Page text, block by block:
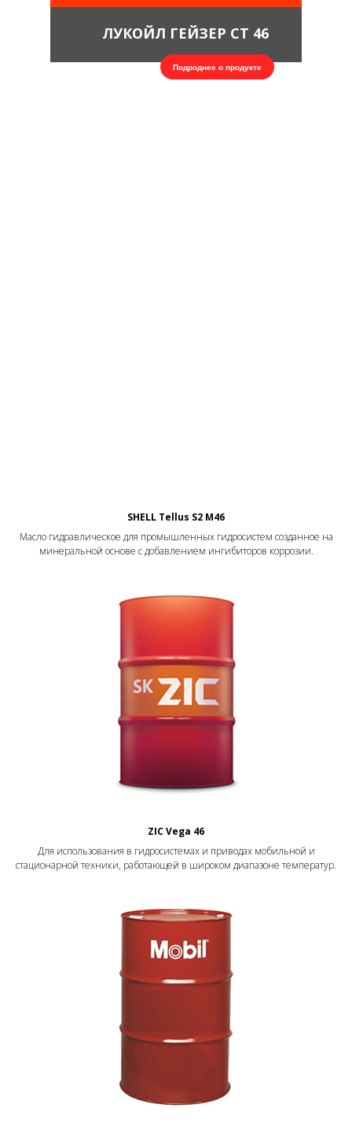
ЛУКОЙЛ ГЕЙЗЕР СТ 46
Подроднее о продукте
SHELL Tellus S2 M46
Масло гидравлическое для промышленных гидросистем созданное на
минеральной основе с добавлением ингибиторов коррозии.
ZIC Vega 46
Для использования в гидросистемах и приводах мобильной и
стационарной техники, работающей в широком диапазоне температур.